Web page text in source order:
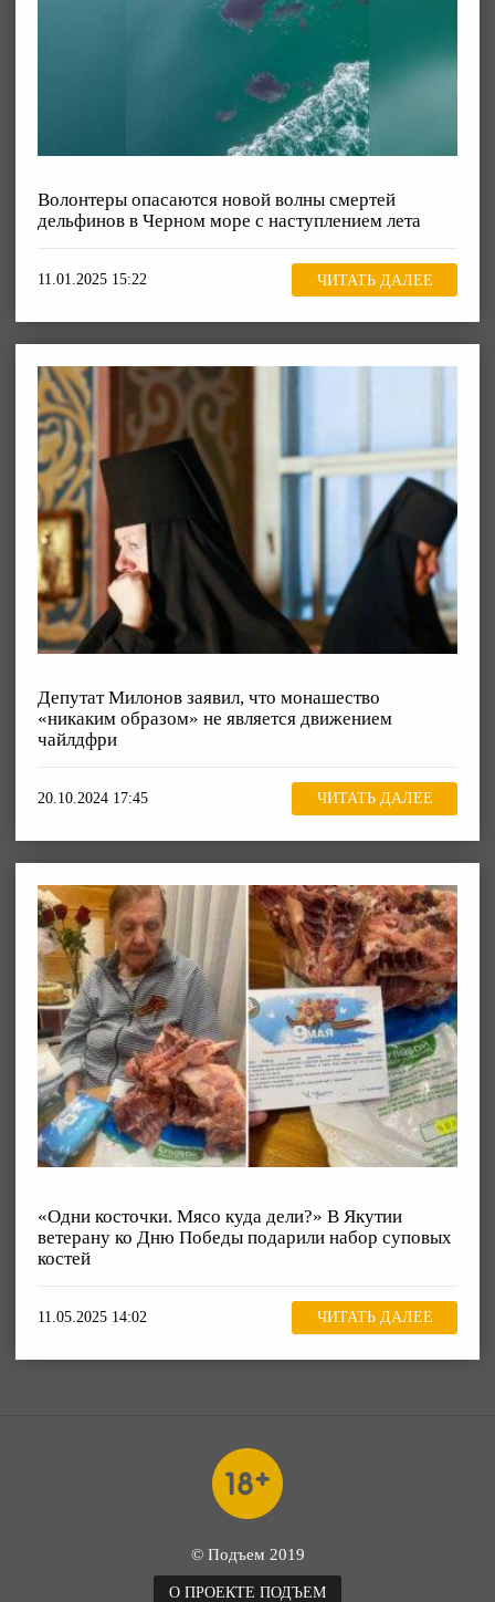
Волонтеры опасаются новой волны смертей
дельфинов в Черном море с наступлением лета
11.01.2025 15:22 ЧИТАТЬ ДАЛЕЕ
Депутат Милонов заявил, что монашество
«никаким образом» не является движением
чайлдфри
20.10.2024 17:45 ЧИТАТЬ ДАЛЕЕ
«Одни косточки. Мясо куда дели?» В Якутии
ветерану ко Дню Победы подарили набор суповых
костей
11.05.2025 14:02 ЧИТАТЬ ДАЛЕЕ
© Подъем 2019
О ПРОЕКТЕ ПОДЪЕМ